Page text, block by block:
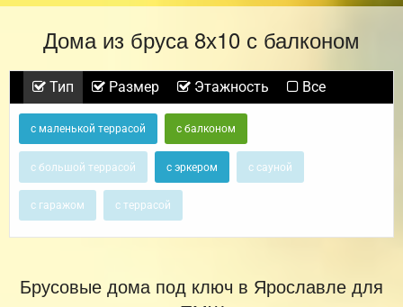
Дома из бруса 8х10 с балконом
Тип Размер Этажность Все
с маленькой террасой с балконом
с большой террасой с эркером с сауной
с гаражом с террасой
Брусовые дома под ключ в Ярославле для